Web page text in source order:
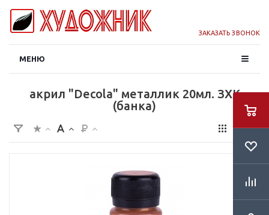
ЗАКАЗАТЬ ЗВОНОК
МЕНЮ
акрил "Decola" металлик 20мл. ЗХК
(банка)